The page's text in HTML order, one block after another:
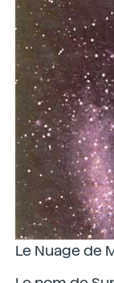
Le Nuage de